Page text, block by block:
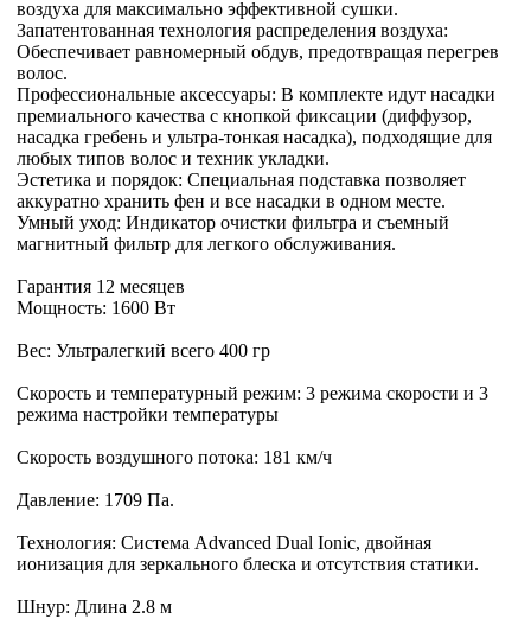
воздуха для максимально эффективной сушки.
Запатентованная технология распределения воздуха:
Обеспечивает равномерный обдув, предотвращая перегрев
волос.
Профессиональные аксессуары: В комплекте идут насадки
премиального качества с кнопкой фиксации (диффузор,
насадка гребень и ультра-тонкая насадка), подходящие для
любых типов волос и техник укладки.
Эстетика и порядок: Специальная подставка позволяет
аккуратно хранить фен и все насадки в одном месте.
Умный уход: Индикатор очистки фильтра и съемный
магнитный фильтр для легкого обслуживания.
Гарантия 12 месяцев
Мощность: 1600 Вт
Вес: Ультралегкий всего 400 гр
Скорость и температурный режим: 3 режима скорости и 3
режима настройки температуры
Скорость воздушного потока: 181 км/ч
Давление: 1709 Па.
Технология: Система Advanced Dual Ionic, двойная
ионизация для зеркального блеска и отсутствия статики.
Шнур: Длина 2.8 м